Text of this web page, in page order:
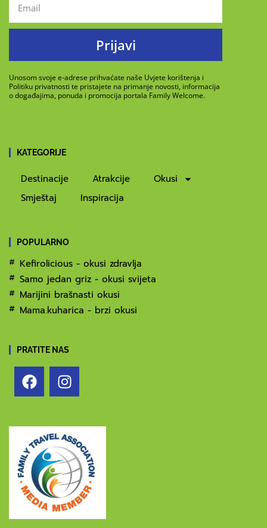
Prijavi
Unosom svoje e-adrese prihvaćate naše Uvjete korištenja i
Politiku privatnosti te pristajete na primanje novosti, informacija
o događajima, ponuda i promocija portala Family Welcome.
KATEGORIJE
Destinacije Atrakcije
Okusi
Smještaj
Inspiracija
POPULARNO
Kefirolicious - okusi zdravlja
Samo jedan griz - okusi svijeta
Marijini brašnasti okusi
Mama.kuharica - brzi okusi
PRATITE NAS